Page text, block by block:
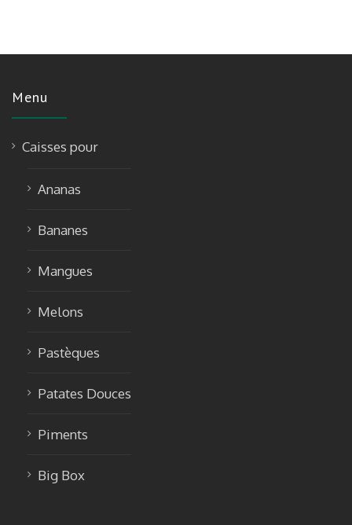
Menu
Caisses pour
Ananas
Bananes
Mangues
Melons
Pastèques
Patates Douces
Piments
Big Box